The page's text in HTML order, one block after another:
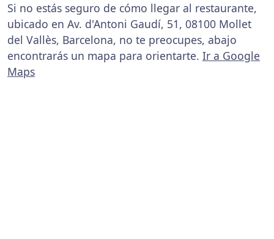
Si no estás seguro de cómo llegar al restaurante,
ubicado en Av. d'Antoni Gaudí, 51, 08100 Mollet
del Vallès, Barcelona, no te preocupes, abajo
encontrarás un mapa para orientarte. Ir a Google
Maps